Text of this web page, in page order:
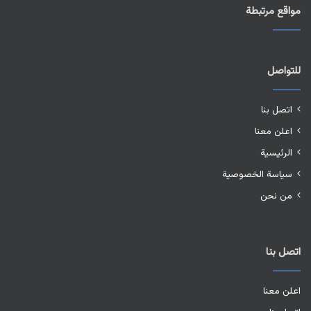
مواقع مرتبطة
للتواصل
اتصل بنا
اعلن معنا
الرئيسية
سياسة الخصوصية
من نحن
اتصل بنا
اعلن معنا